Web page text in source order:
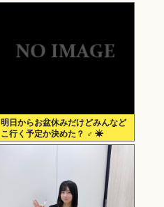
「ゆーあーすらっがー」
明日からお盆休みだけどみんなど
こ行く予定か決めた？ ‍♂ ☀